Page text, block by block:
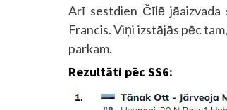
Arī sestdien Čīlē
Francis. Viņi izstājās pēc
parkam.
Rezultāti pēc SS6: